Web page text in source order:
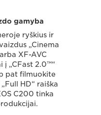
gamyba
ryškius ir
„Cinema
XF-AVC
„CFast 2.0™“
pat filmuokite
HD“ raiška
C200 tinka